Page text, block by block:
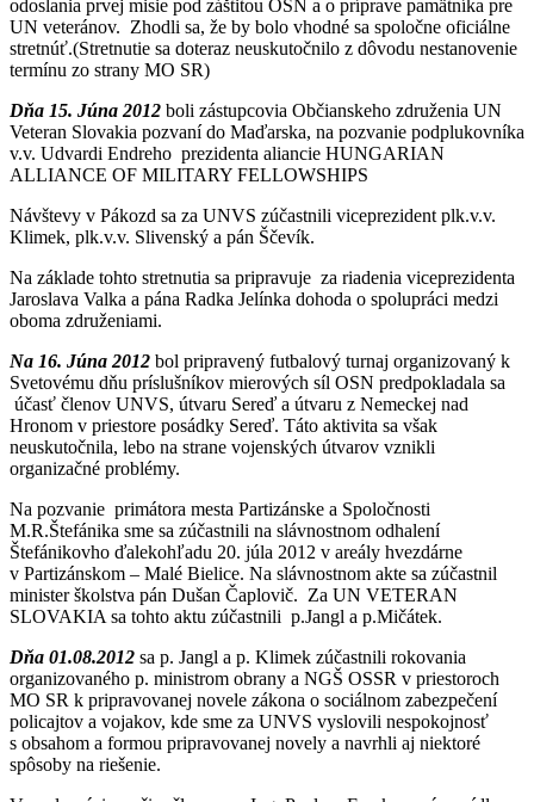
odoslania prvej misie pod záštitou OSN a o príprave pamätníka pre
UN veteránov. Zhodli sa, že by bolo vhodné sa spoločne oficiálne
stretnúť.(Stretnutie sa doteraz neuskutočnilo z dôvodu nestanovenie
termínu zo strany MO SR)
Dňa 15. Júna 2012 boli zástupcovia Občianskeho združenia UN
Veteran Slovakia pozvaní do Maďarska, na pozvanie podplukovníka
v.v. Udvardi Endreho prezidenta aliancie HUNGARIAN
ALLIANCE OF MILITARY FELLOWSHIPS
Návštevy v Pákozd sa za UNVS zúčastnili viceprezident plk.v.v.
Klimek, plk.v.v. Slivenský a pán Ščevík.
Na základe tohto stretnutia sa pripravuje za riadenia viceprezidenta
Jaroslava Valka a pána Radka Jelínka dohoda o spolupráci medzi
oboma združeniami.
Na 16. Júna 2012 bol pripravený futbalový turnaj organizovaný k
Svetovému dňu príslušníkov mierových síl OSN predpokladala sa
účasť členov UNVS, útvaru Sereď a útvaru z Nemeckej nad
Hronom v priestore posádky Sereď. Táto aktivita sa však
neuskutočnila, lebo na strane vojenských útvarov vznikli
organizačné problémy.
Na pozvanie primátora mesta Partizánske a Spoločnosti
M.R.Štefánika sme sa zúčastnili na slávnostnom odhalení
Štefánikovho ďalekohľadu 20. júla 2012 v areály hvezdárne
v Partizánskom – Malé Bielice. Na slávnostnom akte sa zúčastnil
minister školstva pán Dušan Čaplovič. Za UN VETERAN
SLOVAKIA sa tohto aktu zúčastnili p.Jangl a p.Mičátek.
Dňa 01.08.2012 sa p. Jangl a p. Klimek zúčastnili rokovania
organizovaného p. ministrom obrany a NGŠ OSSR v priestoroch
MO SR k pripravovanej novele zákona o sociálnom zabezpečení
policajtov a vojakov, kde sme za UNVS vyslovili nespokojnosť
s obsahom a formou pripravovanej novely a navrhli aj niektoré
spôsoby na riešenie.